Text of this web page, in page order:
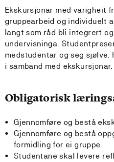
Ekskursjonar med varigheit
gruppearbeid og individuelt
langt som råd bli integrert
undervisninga.
medstudentar og seg
i samband med ekskursjonar.
Obligatorisk
Gjennomføre og bestå
Gjennomføre og bestå
formidling for ei gruppe
Studentane skal levere